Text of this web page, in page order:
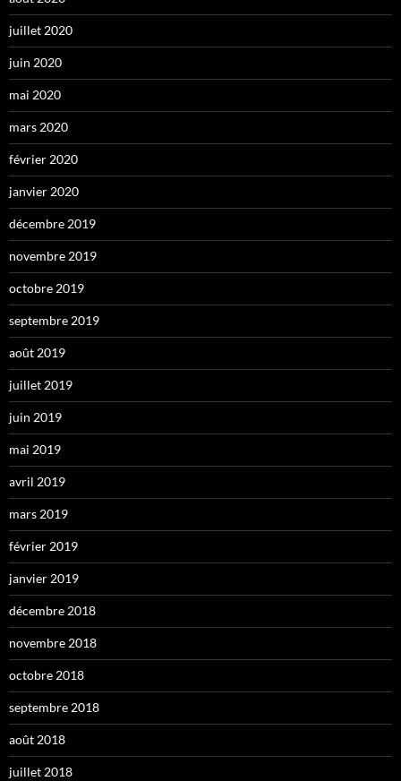
juillet 2020
juin 2020
mai 2020
mars 2020
février 2020
janvier 2020
décembre 2019
novembre 2019
octobre 2019
septembre 2019
août 2019
juillet 2019
juin 2019
mai 2019
avril 2019
mars 2019
février 2019
janvier 2019
décembre 2018
novembre 2018
octobre 2018
septembre 2018
août 2018
juillet 2018